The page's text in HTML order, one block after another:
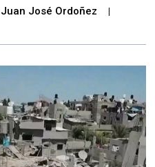
José Ordoñez